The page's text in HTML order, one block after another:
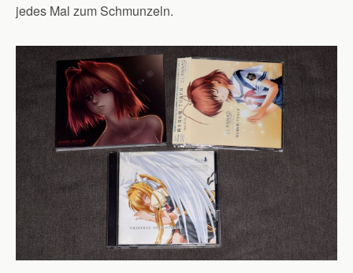
jedes Mal zum Schmunzeln.